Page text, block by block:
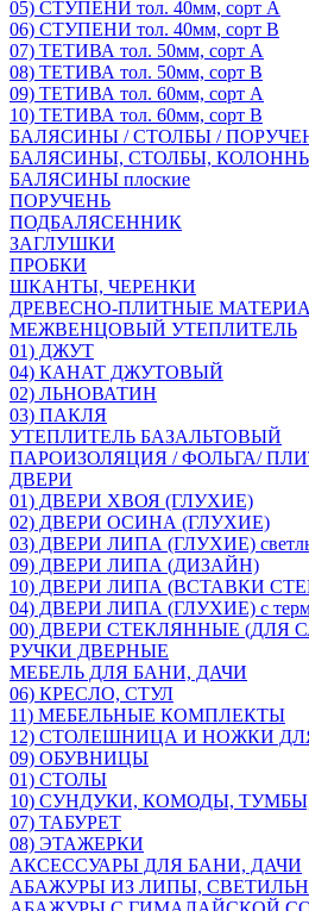
05) СТУПЕНИ тол. 40мм, сорт А
06) СТУПЕНИ тол. 40мм, сорт В
07) ТЕТИВА тол. 50мм, сорт А
08) ТЕТИВА тол. 50мм, сорт В
09) ТЕТИВА тол. 60мм, сорт А
10) ТЕТИВА тол. 60мм, сорт В
БАЛЯСИНЫ / СТОЛБЫ /
БАЛЯСИНЫ, СТОЛБЫ, КОЛОННЫ
БАЛЯСИНЫ плоские
ПОРУЧЕНЬ
ПОДБАЛЯСЕННИК
ЗАГЛУШКИ
ПРОБКИ
ШКАНТЫ, ЧЕРЕНКИ
ДРЕВЕСНО-ПЛИТНЫЕ
МЕЖВЕНЦОВЫЙ УТЕПЛИТЕЛЬ
01) ДЖУТ
04) КАНАТ ДЖУТОВЫЙ
02) ЛЬНОВАТИН
03) ПАКЛЯ
УТЕПЛИТЕЛЬ БАЗАЛЬТОВЫЙ
ПАРОИЗОЛЯЦИЯ / ФОЛЬГА/
ДВЕРИ
01) ДВЕРИ ХВОЯ (ГЛУХИЕ)
02) ДВЕРИ ОСИНА (ГЛУХИЕ)
03) ДВЕРИ ЛИПА (ГЛУХИЕ)
09) ДВЕРИ ЛИПА (ДИЗАЙН)
10) ДВЕРИ ЛИПА (ВСТАВКИ
04) ДВЕРИ ЛИПА (ГЛУХИЕ) с
00) ДВЕРИ СТЕКЛЯННЫЕ (ДЛЯ
РУЧКИ ДВЕРНЫЕ
МЕБЕЛЬ ДЛЯ БАНИ, ДАЧИ
06) КРЕСЛО, СТУЛ
11) МЕБЕЛЬНЫЕ КОМПЛЕКТЫ
12) СТОЛЕШНИЦА И НОЖКИ
09) ОБУВНИЦЫ
01) СТОЛЫ
10) СУНДУКИ, КОМОДЫ,
07) ТАБУРЕТ
08) ЭТАЖЕРКИ
АКСЕССУАРЫ ДЛЯ БАНИ, ДАЧИ
АБАЖУРЫ ИЗ ЛИПЫ,